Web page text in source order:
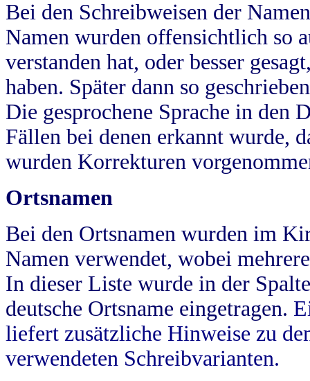
Bei den Schreibweisen der
Namen wurden offensichtlich so
verstanden hat, oder besser
haben. Später dann so
Die gesprochene Sprache in
Fällen bei denen erkannt wurde,
wurden Korrekturen
Ortsnamen
Bei den Ortsnamen wurden im
Namen verwendet, wobei
In dieser Liste wurde in der
deutsche Ortsname eingetragen.
liefert zusätzliche Hinweise zu
verwendeten Schreibvarianten.